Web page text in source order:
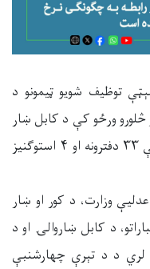
توظیف شویو ټیمونو د
څلورو ورځو کې د کابل ښار
په بېلابېلو ناحيو کې د معاملاتو لارښوونې ۳۳ دفترونه او ۴ استوګنیز
وزارت، د کور او ښار
د کابل ښاروالۍ او د
لري د د تېرې چهار‌شنبې